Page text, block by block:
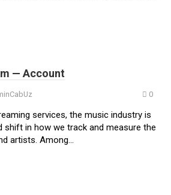
— Account
0
services, the music industry is
shift in how we track and measure the
artists. Among…